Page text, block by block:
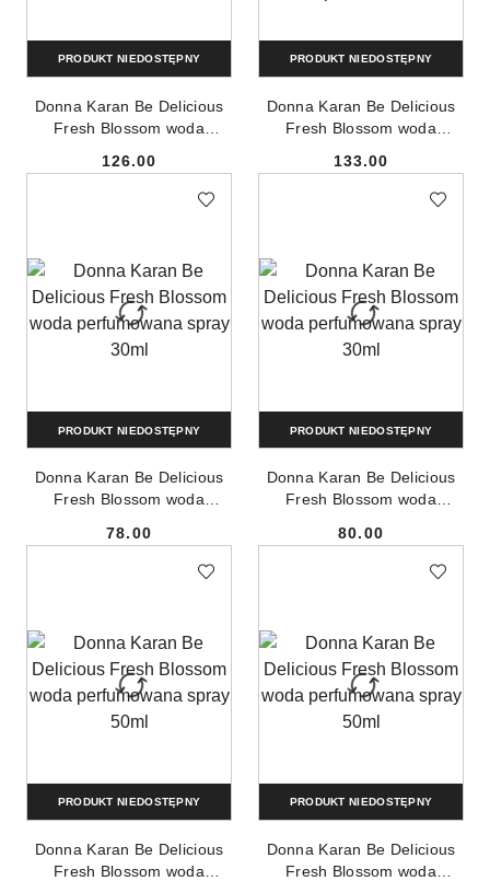
Donna Karan Be Delicious
Fresh Blossom woda
Cena:
126.00
PRODUKT NIEDOSTĘPNY
Donna Karan Be Delicious
Fresh Blossom woda
produkt bez opakowania
Cena:
133.00
PRODUKT NIEDOSTĘPNY
Donna Karan Be Delicious
Fresh Blossom woda
Cena:
78.00
PRODUKT NIEDOSTĘPNY
Donna Karan Be Delicious
Fresh Blossom woda
Cena:
80.00
PRODUKT NIEDOSTĘPNY
Donna Karan Be Delicious
Fresh Blossom woda
PRODUKT NIEDOSTĘPNY
Donna Karan Be Delicious
Fresh Blossom woda
PRODUKT NIEDOSTĘPNY